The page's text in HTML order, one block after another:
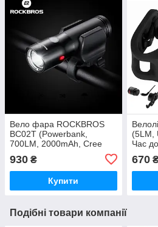
Вело фара ROCKBROS
BC02T (Powerbank,
700LM, 2000mAh, Cree
XMR-T6, USB, IPX6, Red
габарит)
930 ₴
Купити
(5LM,
Час
670
Подібні товари компанії